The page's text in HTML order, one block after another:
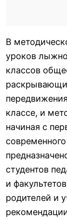
В
уроков
классов
классе, и
начиная с
студентов
и
родителей и